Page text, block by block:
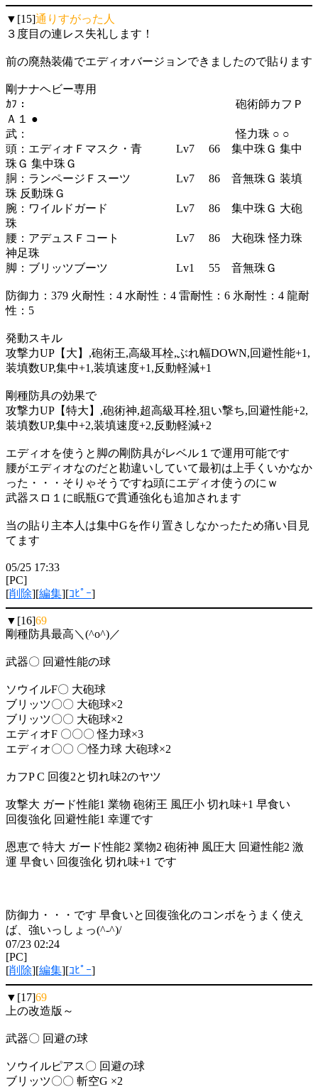
▼[15]通りすがった人
３度目の連レス失礼します！
前の廃熱装備でエディオバージョンできましたので貼ります
剛ナナヘビー専用
ｶﾌ： 砲術師カフＰ
Ａ１ ●
武： 怪力珠 ○ ○
頭：エディオＦマスク・青 Lv7 66 集中珠Ｇ 集中
珠Ｇ 集中珠Ｇ
胴：ランページＦスーツ Lv7 86 音無珠Ｇ 装填
珠 反動珠Ｇ
腕：ワイルドガード Lv7 86 集中珠Ｇ 大砲
珠
腰：アデュスＦコート Lv7 86 大砲珠 怪力珠
神足珠
脚：ブリッツブーツ Lv1 55 音無珠Ｇ
防御力：379 火耐性：4 水耐性：4 雷耐性：6 氷耐性：4 龍耐
性：5
発動スキル
攻撃力UP【大】,砲術王,高級耳栓,ぶれ幅DOWN,回避性能+1,
装填数UP,集中+1,装填速度+1,反動軽減+1
剛種防具の効果で
攻撃力UP【特大】,砲術神,超高級耳栓,狙い撃ち,回避性能+2,
装填数UP,集中+2,装填速度+2,反動軽減+2
エディオを使うと脚の剛防具がレベル１で運用可能です
腰がエディオなのだと勘違いしていて最初は上手くいかなか
った・・・そりゃそうですね頭にエディオ使うのにｗ
武器スロ１に眠瓶Gで貫通強化も追加されます
当の貼り主本人は集中Gを作り置きしなかったため痛い目見
てます
05/25 17:33
[PC]
[削除][編集][ｺﾋﾟｰ]
▼[16]69
剛種防具最高＼(^o^)／
武器〇 回避性能の球
ソウイルF〇 大砲球
ブリッツ〇〇 大砲球×2
ブリッツ〇〇 大砲球×2
エディオF 〇〇〇 怪力球×3
エディオ〇〇 〇怪力球 大砲球×2
カフP C 回復2と切れ味2のヤツ
攻撃大 ガード性能1 業物 砲術王 風圧小 切れ味+1 早食い
回復強化 回避性能1 幸運です
恩恵で 特大 ガード性能2 業物2 砲術神 風圧大 回避性能2 激
運 早食い 回復強化 切れ味+1 です
防御力・・・です 早食いと回復強化のコンボをうまく使え
ば、強いっしょっ(^-^)/
07/23 02:24
[PC]
[削除][編集][ｺﾋﾟｰ]
▼[17]69
上の改造版～
武器〇 回避の球
ソウイルピアス〇 回避の球
ブリッツ〇〇 斬空G ×2